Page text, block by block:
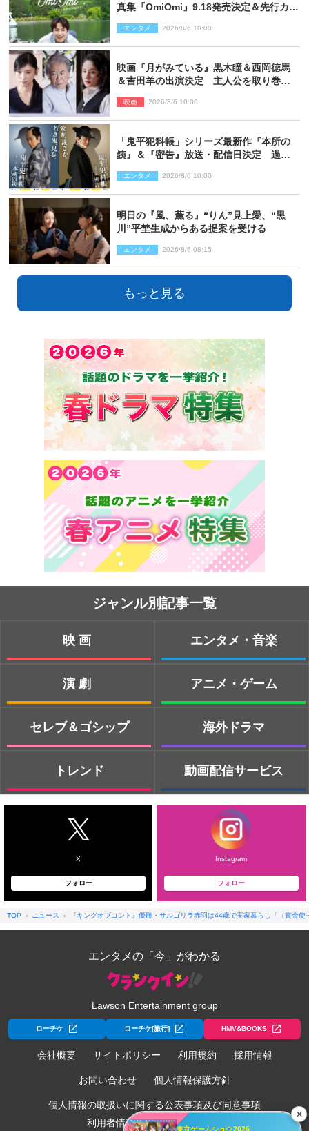
真集『OmiOmi』9.18発売決定＆先行カッ
エンタメ 2026/8/6 10:00
映画『月がみている』黒木瞳＆西岡徳馬
＆吉田羊の出演決定 主人公を取り巻く
映画 2026/8/6 10:00
「鬼平犯科帳」シリーズ最新作『本所の
銕』＆『密告』放送・配信日決定 過去
エンタメ 2026/8/6 10:00
明日の『風、薫る』“りん”見上愛、“黒
川”平埜生成からある提案を受ける
エンタメ 2026/8/6 08:15
もっと見る
ジャンル別記事一覧
映画
演劇
セレブ＆ゴシップ
トレンド
エンタメ・音楽
アニメ・ゲーム
海外ドラマ
動画配信サービス
X
フォロー
Instagram
フォロー
TOP ニュース 『キングオブコント』優勝・サルゴリラ赤羽は44歳で実家暮らし「（賞金
エンタメの「今」がわかる
Lawson Entertainment group
ローチケ ローチケ[旅行] HMV&BOOKS
会社概要 サイトポリシー 利用規約 採用情報
お問い合わせ 個人情報保護方針
個人情報の取扱いに関する公表事項及び同意事項
利用者情報の外部送信について
✕
東京ゲームショウ2026